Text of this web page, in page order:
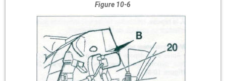
Figure 10-6